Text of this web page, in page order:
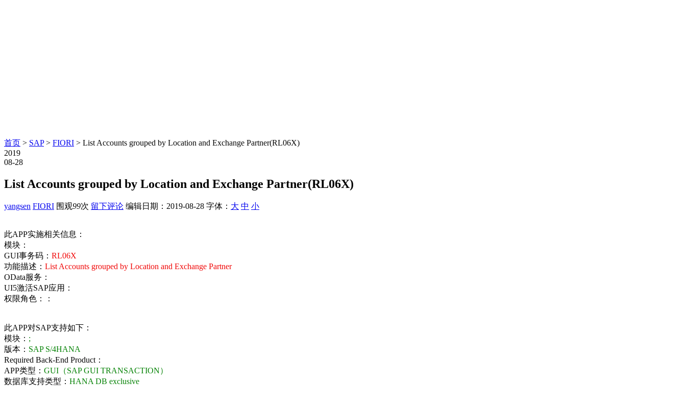
首页 > SAP> FIORI > List Accounts grouped by Location and Exchange Partner(RL06X)
2019
08-28
List Accounts grouped by Location and Exchange Partner(RL06X)
yangsen FIORI 围观99次 留下评论 编辑日期： 2019-08-28 字体： 大 中 小
此APP实施相关信息：
模块：
GUI事务码： RL06X
功能描述： List Accounts grouped by Location and Exchange Partner
OData服务：
UI5激活SAP应用：
权限角色：：
此APP对SAP支持如下：
模块： ;
版本： SAP S/4HANA
Required Back-End Product：
APP类型： GUI（SAP GUI TRANSACTION）
数据库支持类型： HANA DB exclusive